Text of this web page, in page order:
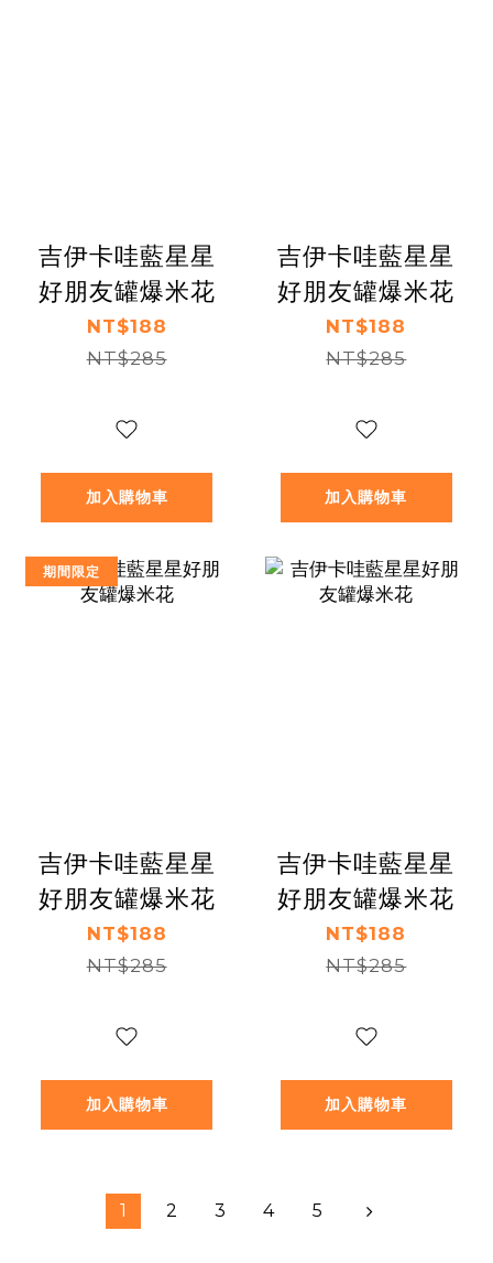
吉伊卡哇藍星星
好朋友罐爆米花
NT$188
NT$285
加入購物車
吉伊卡哇藍星星
好朋友罐爆米花
NT$188
NT$285
加入購物車
期間限定
吉伊卡哇藍星星
好朋友罐爆米花
NT$188
NT$285
加入購物車
吉伊卡哇藍星星
好朋友罐爆米花
NT$188
NT$285
加入購物車
1 2 3 4 5